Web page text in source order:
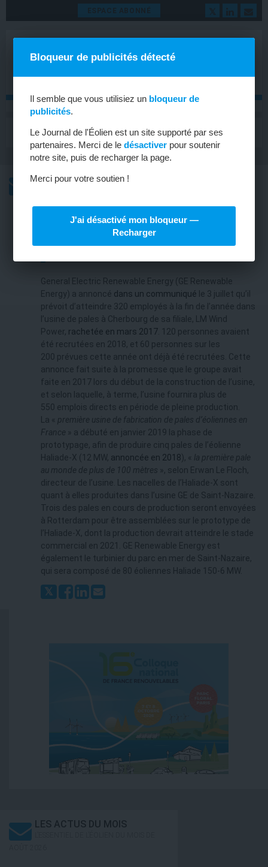
ESPACE ABONNÉ
MENU
L’ACTU
EMPLOI
L’usine de General Electric à
General Electric Renewable Energy (GE Renewable
Energy) a annoncé dans un communiqué le 3 juillet qu’il
prévoit d’atteindre 320 employés à la fin de l’année dans
l’usine de pales à Cherbourg de sa filiale, LM Wind
Power, rachetée en mars 2017 . 120 personnes avaient
été recrutées en 2018, et 60 personnes sur les
200 prévues cette année ont déjà été recrutées. Cette
annonce fait suite à la promesse que le groupe avait
faite en 2017 lors du début de la construction de l’usine,
et selon laquelle, à terme, l’usine fournira plus de
550 emplois directs en période de pleine production.
La «
première usine de fabrication de pales d’éoliennes en
France
» a débuté en janvier 2019 la phase de
prototypage, afin de produire cinq pales de l’éolienne
Haliade-X (12 MW, annoncée en 2018 ), « la première pale
au monde de plus de 100 mètres », selon Erwan Le Floch,
directeur de l’usine. Les nacelles de l’Haliade-X sont
quant à elles produites dans l’usine GE de Saint-Nazaire.
Trois des pales en cours de production seront envoyées
à Rotterdam pour être assemblées sur le prototype de
l’Haliade-X, dont la production devrait atteindre le stade
commercial en 2021. GE Renewable Energy est
également le turbinier du parc en mer de Saint-Nazaire,
qui sera composé de 80 éoliennes Haliade 150-6 MW.
LES ACTUS DU MOIS
Bloqueur de publicités détecté
Il semble que vous utilisiez un bloqueur de
publicités.
Le Journal de l'Éolien est un site supporté par ses
partenaires. Merci de ledésactiver pour soutenir
notre site, puis de recharger la page.
Merci pour votre soutien !
J'ai désactivé mon bloqueur —
Recharger